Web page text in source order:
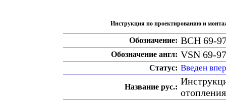
Инструкция по проектированию и
Обозначение: ВСН 69-
Обозначение англ: VSN 69-97
Статус: Введен
Название рус.: